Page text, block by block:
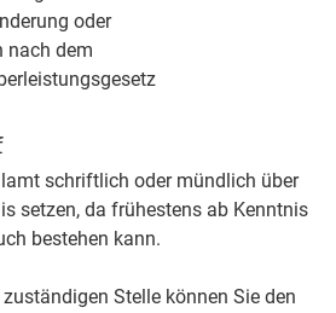
oder
nach dem
schriftlich oder mündlich über
setzen, da frühestens ab Kenntnis
bestehen kann.
Stelle können Sie den